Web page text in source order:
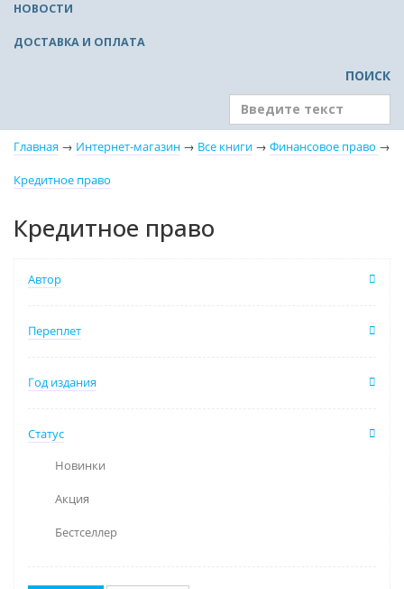
НОВОСТИ
ДОСТАВКА И ОПЛАТА
ПОИСК
Главная → Интернет-магазин → Все книги → Финансовое право →
Кредитное право
Кредитное право
Автор
Переплет
Год издания
Статус
Новинки
Акция
Бестселлер